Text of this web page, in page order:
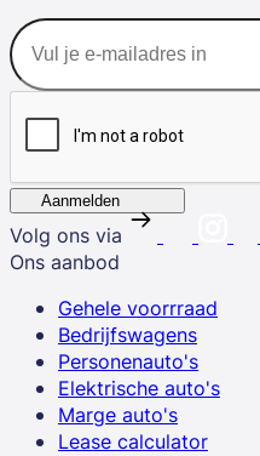
Aanmelden
Volg ons via
Ons aanbod
Gehele voorrraad
Bedrijfswagens
Personenauto's
Elektrische auto's
Marge auto's
Lease calculator